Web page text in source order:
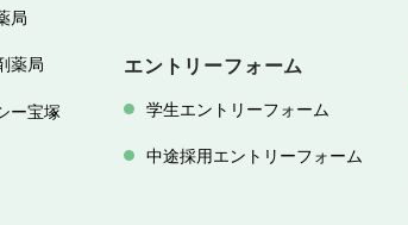
局
薬局
ー宝塚
エントリーフォーム
学生エントリーフォーム
中途採用エントリーフォーム